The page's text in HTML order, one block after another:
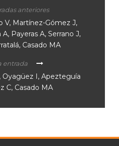
anteriores
V, Martínez-Gómez J,
Payeras A, Serrano J,
Casado MA
entrada
Oyagüez I, Apezteguía
C, Casado MA